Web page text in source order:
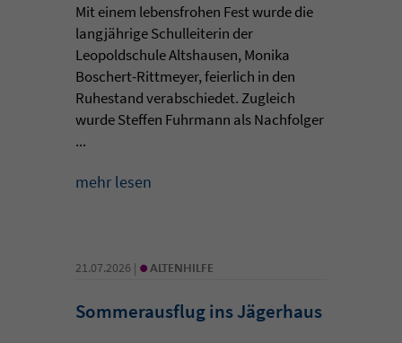
Mit einem lebensfrohen Fest wurde die
langjährige Schulleiterin der
Leopoldschule Altshausen, Monika
Boschert-Rittmeyer, feierlich in den
Ruhestand verabschiedet. Zugleich
wurde Steffen Fuhrmann als Nachfolger
...
mehr lesen
21.07.2026 | • ALTENHILFE
Sommerausflug ins Jägerhaus